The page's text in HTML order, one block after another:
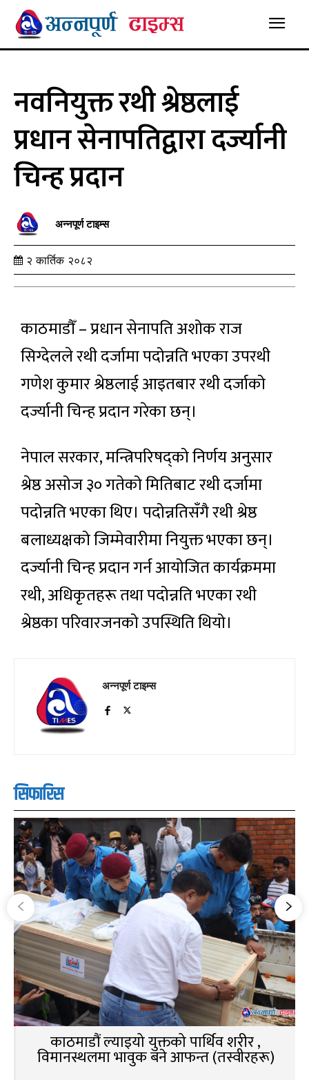
नवनियुक्त रथी श्रेष्ठलाई
प्रधान सेनापतिद्वारा दर्ज्यानी
चिन्ह प्रदान
अन्नपूर्ण टाइम्स
२ कार्तिक २०८२
काठमाडौँ – प्रधान सेनापति अशोक राज
सिग्देलले रथी दर्जामा पदोन्नति भएका उपरथी
गणेश कुमार श्रेष्ठलाई आइतबार रथी दर्जाको
दर्ज्यानी चिन्ह प्रदान गरेका छन्।
नेपाल सरकार, मन्त्रिपरिषद्को निर्णय अनुसार
श्रेष्ठ असोज ३० गतेको मितिबाट रथी दर्जामा
पदोन्नति भएका थिए। पदोन्नतिसँगै रथी श्रेष्ठ
बलाध्यक्षको जिम्मेवारीमा नियुक्त भएका छन्।
दर्ज्यानी चिन्ह प्रदान गर्न आयोजित कार्यक्रममा
रथी, अधिकृतहरू तथा पदोन्नति भएका रथी
श्रेष्ठका परिवारजनको उपस्थिति थियो।
अन्नपूर्ण टाइम्स
सिफारिस
काठमाडौं ल्याइयो युक्तको पार्थिव शरीर ,
विमानस्थलमा भावुक बने आफन्त (तस्वीरहरू)